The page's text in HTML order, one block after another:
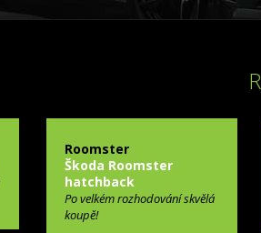
Roomster
Škoda Roomster
hatchback
Po velkém rozhodování skvělá
koupě!